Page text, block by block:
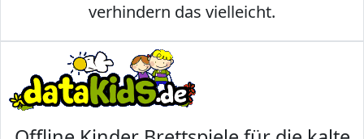
verhindern das vielleicht.